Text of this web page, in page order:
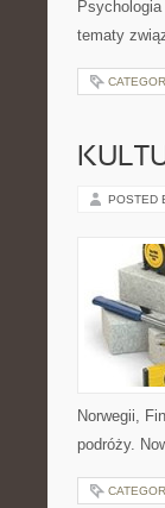
tematy
POSTED
Norwegii,
podróży.